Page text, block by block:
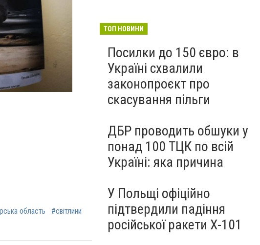
область
#світлини
ТОП НОВИНИ
Посилки до 150 євро: в
Україні схвалили
законопроєкт про
скасування пільги
ДБР проводить обшуки у
понад 100 ТЦК по всій
Україні: яка причина
У Польщі офіційно
підтвердили падіння
російської ракети Х-101